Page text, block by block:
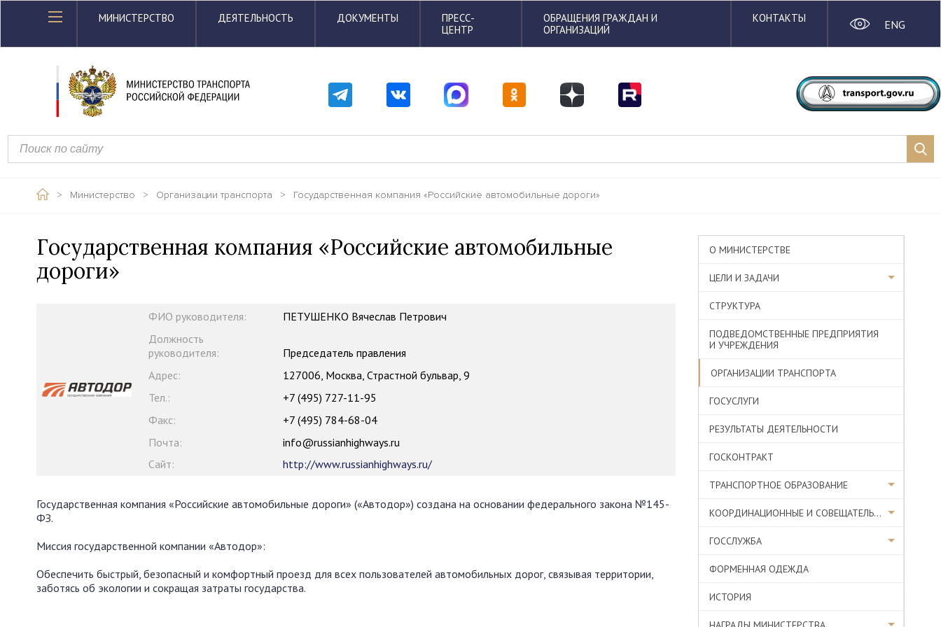
МИНИСТЕРСТВО ДЕЯТЕЛЬНОСТЬ ДОКУМЕНТЫ
ПРЕСС-
ЦЕНТР
ОБРАЩЕНИЯ ГРАЖДАН И
ОРГАНИЗАЦИЙ
КОНТАКТЫ ENG
> Министерство > Организации транспорта > Государственная компания «Российские автомобильные дороги»
Государственная компания «Российские автомобильные
дороги»
ФИО руководителя:
ПЕТУШЕНКО Вячеслав Петрович
Должность
руководителя:
Председатель правления
Адрес:
127006, Москва, Страстной бульвар, 9
Тел.:
+7 (495) 727-11-95
Факс:
+7 (495) 784-68-04
Почта:
info@russianhighways.ru
Сайт:
http://www.russianhighways.ru/
Государственная компания «Российские автомобильные дороги» («Автодор») создана на основании федерального закона №145-
ФЗ.
Миссия государственной компании «Автодор»:
Обеспечить быстрый, безопасный и комфортный проезд для всех пользователей автомобильных дорог, связывая территории,
заботясь об экологии и сокращая затраты государства.
О МИНИСТЕРСТВЕ
ЦЕЛИ И ЗАДАЧИ
СТРУКТУРА
ПОДВЕДОМСТВЕННЫЕ ПРЕДПРИЯТИЯ
И УЧРЕЖДЕНИЯ
ОРГАНИЗАЦИИ ТРАНСПОРТА
ГОСУСЛУГИ
РЕЗУЛЬТАТЫ ДЕЯТЕЛЬНОСТИ
ГОСКОНТРАКТ
ТРАНСПОРТНОЕ ОБРАЗОВАНИЕ
КООРДИНАЦИОННЫЕ И СОВЕЩАТЕЛЬНЫЕ ОРГАНЫ
ГОССЛУЖБА
ФОРМЕННАЯ ОДЕЖДА
ИСТОРИЯ